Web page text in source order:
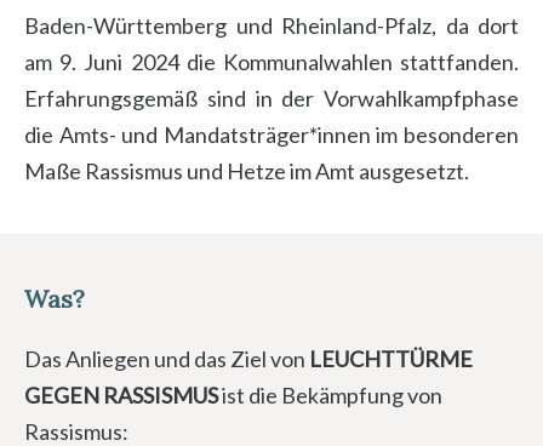
Baden-Württemberg und Rheinland-Pfalz, da dort
am 9. Juni 2024 die Kommunalwahlen stattfanden.
Erfahrungsgemäß sind in der Vorwahlkampfphase
die Amts- und Mandatsträger*innen im besonderen
Maße Rassismus und Hetze im Amt ausgesetzt.
Was?
Das Anliegen und das Ziel von LEUCHTTÜRME
GEGEN RASSISMUSist die Bekämpfung von
Rassismus: